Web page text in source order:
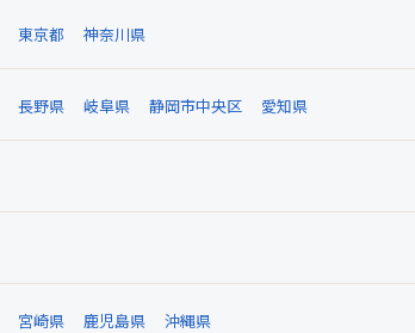
東京都 神奈川県
長野県 岐阜県 静岡市中央区 愛知県
宮崎県 鹿児島県 沖縄県